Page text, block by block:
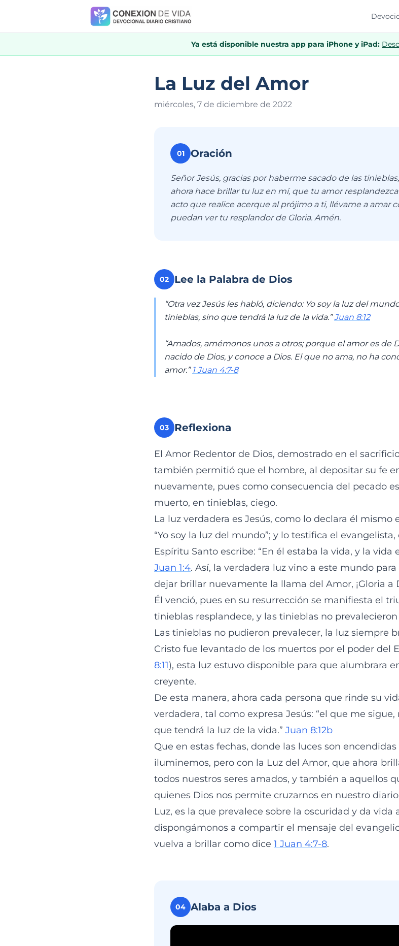
Ya está disponible nuestra app para iPhone y iPad:
La Luz del Amor
miércoles, 7 de diciembre de 2022
01 Oración
Señor Jesús, gracias por haberme sacado de las
ahora hace brillar tu luz en mí, que tu amor
acto que realice acerque al prójimo a ti, llévame a amar
puedan ver tu resplandor de Gloria. Amén.
02 Lee la Palabra de Dios
“Otra vez Jesús les habló, diciendo: Yo soy la luz del
tinieblas, sino que tendrá la luz de la vida.”Juan 8:12
“Amados, amémonos unos a otros; porque el amor es de
nacido de Dios, y conoce a Dios. El que no ama, no ha
amor.” 1 Juan 4:7-8
03 Reflexiona
El Amor Redentor de Dios, demostrado en el
también permitió que el hombre, al depositar su fe
nuevamente, pues como consecuencia del pecado
muerto, en tinieblas, ciego.
La luz verdadera es Jesús, como lo declara él mismo
“Yo soy la luz del mundo”; y lo testifica el
Espíritu Santo escribe: “En él estaba la vida, y la vida
Juan 1:4. Así, la verdadera luz vino a este mundo
dejar brillar nuevamente la llama del Amor, ¡Gloria a
Él venció, pues en su resurrección se manifiesta el
tinieblas resplandece, y las tinieblas no prevalecieron
Las tinieblas no pudieron prevalecer, la luz siempre
Cristo fue levantado de los muertos por el poder del
8:11), esta luz estuvo disponible para que alumbrara
creyente.
De esta manera, ahora cada persona que rinde su
verdadera, tal como expresa Jesús: “el que me
que tendrá la luz de la vida.” Juan 8:12b
Que en estas fechas, donde las luces son
iluminemos, pero con la Luz del Amor, que ahora
todos nuestros seres amados, y también a aquellos
quienes Dios nos permite cruzarnos en nuestro
Luz, es la que prevalece sobre la oscuridad y da vida
dispongámonos a compartir el mensaje del
vuelva a brillar como dice 1 Juan 4:7-8.
04 Alaba a Dios